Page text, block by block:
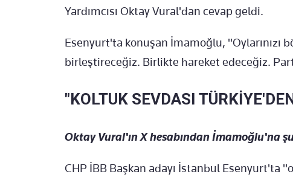
Yardımcısı Oktay Vural'dan cevap geldi.
Esenyurt'ta konuşan İmamoğlu, "Oylarınızı
birleştireceğiz. Birlikte hareket edeceğiz.
"KOLTUK SEVDASI
Oktay Vural'ın X hesabından İmamoğlu'na
CHP İBB Başkan adayı İstanbul Esenyurt'ta